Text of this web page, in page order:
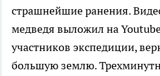
страшнейшие ранения.
медведя выложил на
участников экспедиции,
большую землю.